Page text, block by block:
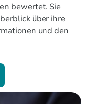
bewertet. Sie
über ihre
und den